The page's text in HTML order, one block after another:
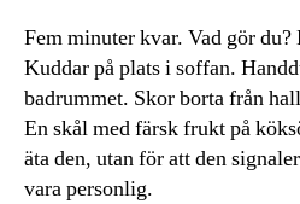
Fem minuter kvar. Vad gör du?
Kuddar på plats i soffan.
badrummet. Skor borta från
En skål med färsk frukt på
äta den, utan för att den
vara personlig.